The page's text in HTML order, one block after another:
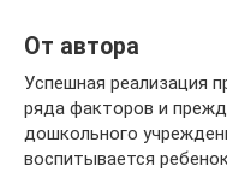
От автора
Успешная реализация
ряда факторов и
дошкольного
воспитывается